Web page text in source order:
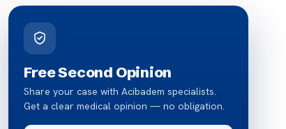
Free Second Opinion
Share your case with Acibadem specialists.
Get a clear medical opinion — no obligation.